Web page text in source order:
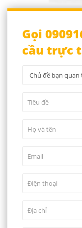
Gọi
cầu trực